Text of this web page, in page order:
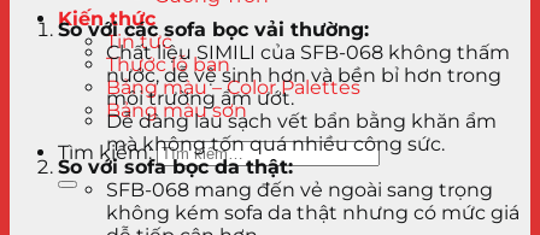
Kiến thức
Tin tức
Thước lỗ ban
Bảng màu – Color Palettes
Bảng màu sơn
Tìm kiếm:
So với các sofa bọc vải thường:
Chất liệu SIMILI của SFB-068 không thấm
nước, dễ vệ sinh hơn và bền bỉ hơn trong
môi trường ẩm ướt.
Dễ dàng lau sạch vết bẩn bằng khăn ẩm
mà không tốn quá nhiều công sức.
So với sofa bọc da thật:
SFB-068 mang đến vẻ ngoài sang trọng
không kém sofa da thật nhưng có mức giá